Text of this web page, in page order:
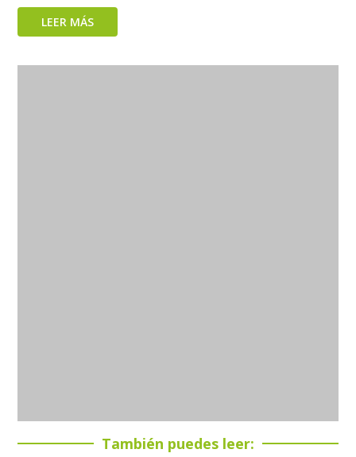
LEER MÁS
También puedes leer: